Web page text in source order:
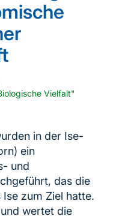
Vielfalt"
in der Ise-
ein
und
das die
Ise zum Ziel hatte.
wertet die